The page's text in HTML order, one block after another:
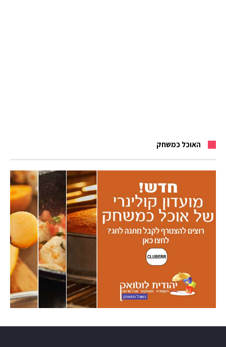
האוכל כמשחק